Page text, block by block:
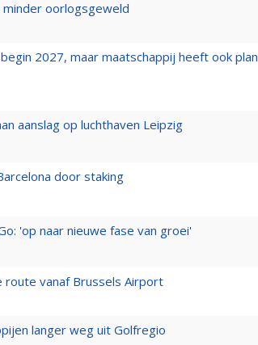
oorlogsgeweld
2027, maar maatschappij heeft ook plan
aanslag op luchthaven Leipzig
door staking
'op naar nieuwe fase van groei'
route vanaf Brussels Airport
langer weg uit Golfregio